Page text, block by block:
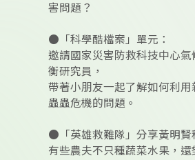
害問題？
●「科學酷檔案」單元：
邀請國家災害防救科技中心氣
衡研究員，
帶著小朋友一起了解如何利用
蟲蟲危機的問題。
●「英雄救難隊」分享黃明賢
有些農夫不只種蔬菜水果，還